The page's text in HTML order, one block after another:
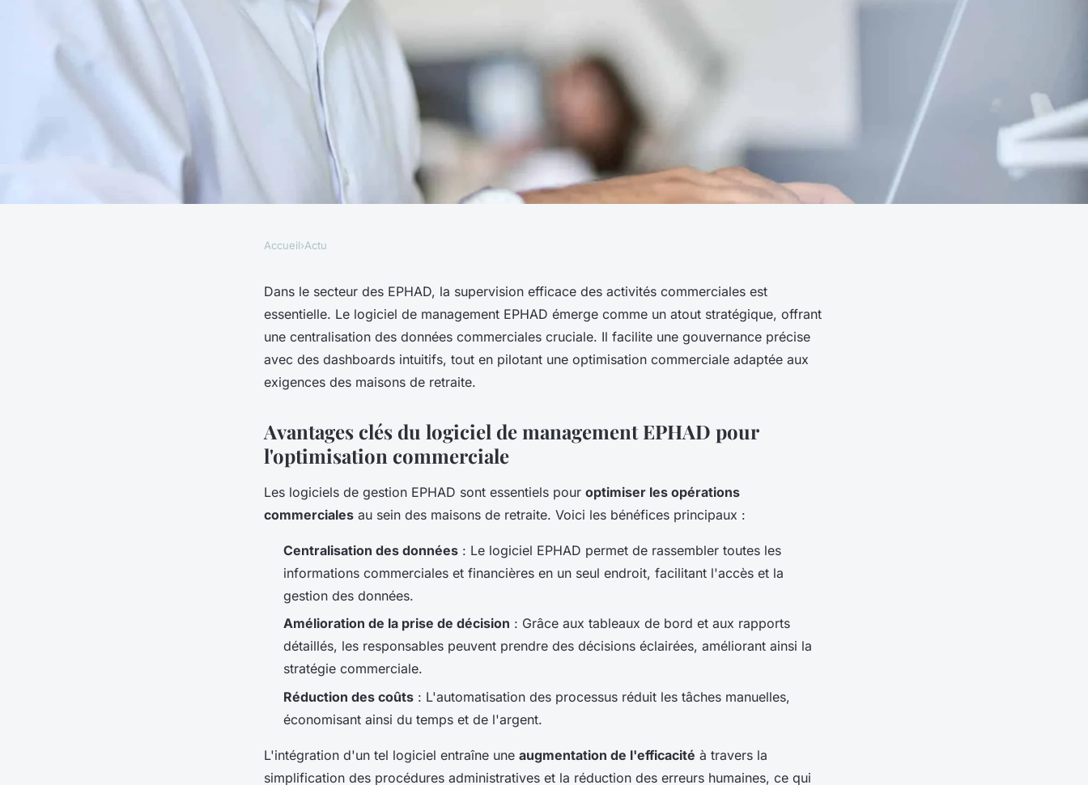
Logiciel de management EPHAD :
pour mieux superviser les activités
commerciales de l'établissement
Accueil›Actu
Dans le secteur des EPHAD, la supervision efficace des activités commerciales est
essentielle. Le logiciel de management EPHAD émerge comme un atout stratégique, offrant
une centralisation des données commerciales cruciale. Il facilite une gouvernance précise
avec des dashboards intuitifs, tout en pilotant une optimisation commerciale adaptée aux
exigences des maisons de retraite.
Avantages clés du logiciel de management EPHAD pour
l'optimisation commerciale
Les logiciels de gestion EPHAD sont essentiels pour optimiser les opérations
commerciales au sein des maisons de retraite. Voici les bénéfices principaux :
Centralisation des données : Le logiciel EPHAD permet de rassembler toutes les
informations commerciales et financières en un seul endroit, facilitant l'accès et la
gestion des données.
Amélioration de la prise de décision : Grâce aux tableaux de bord et aux rapports
détaillés, les responsables peuvent prendre des décisions éclairées, améliorant ainsi la
stratégie commerciale.
Réduction des coûts : L'automatisation des processus réduit les tâches manuelles,
économisant ainsi du temps et de l'argent.
L'intégration d'un tel logiciel entraîne une augmentation de l'efficacité à travers la
simplification des procédures administratives et la réduction des erreurs humaines, ce qui